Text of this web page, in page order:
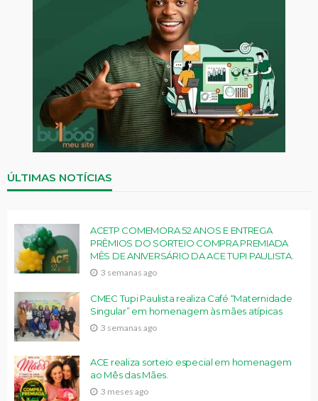
ÚLTIMAS NOTÍCIAS
ACETP COMEMORA 52 ANOS E ENTREGA
PRÊMIOS DO SORTEIO COMPRA PREMIADA
MÊS DE ANIVERSÁRIO DA ACE TUPI PAULISTA.
3 semanas ago
CMEC Tupi Paulista realiza Café “Maternidade
Singular” em homenagem às mães atípicas
3 semanas ago
ACE realiza sorteio especial em homenagem
ao Mês das Mães.
3 meses ago